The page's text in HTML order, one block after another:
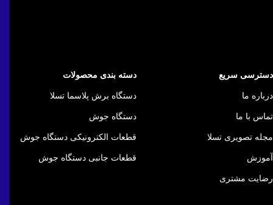
دسترسی سریع
درباره ما
تماس با ما
مجله تصویری تسلا
آموزش
رضایت مشتری
دسته بندی محصولات
دستگاه برش پلاسما تسلا
دستگاه جوش
قطعات الکترونیکی دستگاه جوش
قطعات جانبی دستگاه جوش